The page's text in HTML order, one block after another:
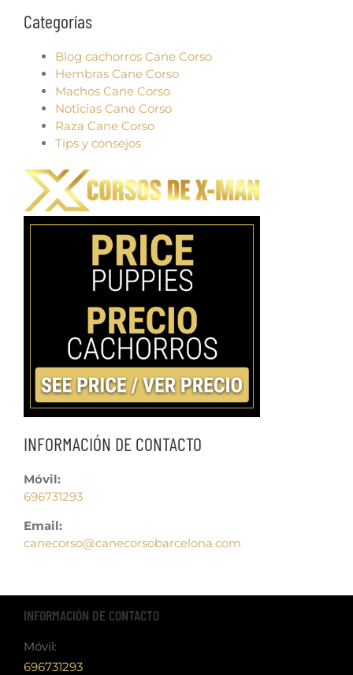
Categorías
Blog cachorros Cane Corso
Hembras Cane Corso
Machos Cane Corso
Noticias Cane Corso
Raza Cane Corso
Tips y consejos
INFORMACIÓN DE CONTACTO
Móvil:
696731293
Email:
canecorso@canecorsobarcelona.com
INFORMACIÓN DE CONTACTO
Móvil:
696731293